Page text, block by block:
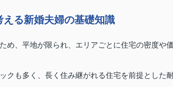
る新婚夫婦の基礎知識
め、平地が限られ、エリアごとに住宅の密度や
クも多く、長く住み継がれる住宅を前提とした